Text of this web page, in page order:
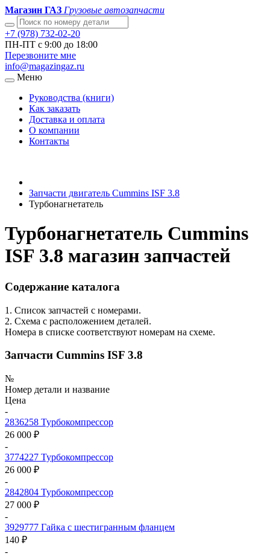
Магазин ГАЗ Грузовые автозапчасти
+7 (978) 732-02-20
ПН-ПТ с 9:00 до 18:00
Перезвоните мне
info@magazingaz.ru
Меню
Руководства (книги)
Как заказать
Доставка и оплата
О компании
Контакты
Запчасти двигатель Cummins ISF 3.8
Турбонагнетатель
Турбонагнетатель Cummins
ISF 3.8 магазин запчастей
Содержание каталога
1. Список запчастей с номерами.
2. Схема с расположением деталей.
Номера в списке соответствуют номерам на схеме.
Запчасти Cummins ISF 3.8
№
Номер детали и название
Цена
-
2836258 Турбокомпрессор
26 000 ₽
-
3774227 Турбокомпрессор
26 000 ₽
-
2842804 Турбокомпрессор
27 000 ₽
-
3929777 Гайка с шестигранным фланцем
140 ₽
-